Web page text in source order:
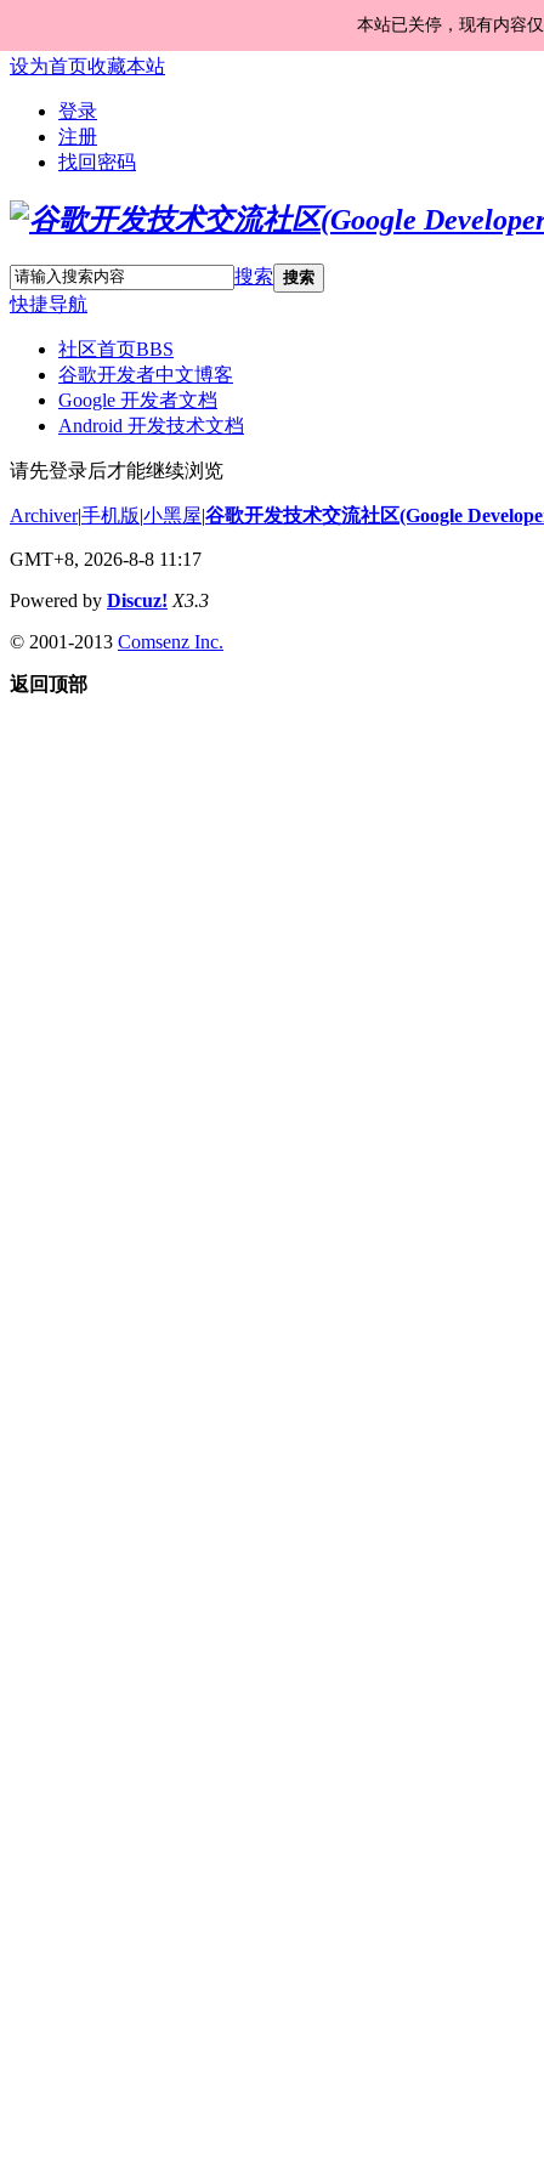
本站已关停，现有内容
设为首页收藏本站
登录
注册
找回密码
搜索 搜索
快捷导航
社区首页BBS
谷歌开发者中文博客
Google 开发者文档
Android 开发技术文档
请先登录后才能继续浏览
Archiver|手机版|小黑屋|谷歌开发技术交流社区(Google
GMT+8, 2026-8-8 11:17
Powered by Discuz! X3.3
© 2001-2013 Comsenz Inc.
返回顶部